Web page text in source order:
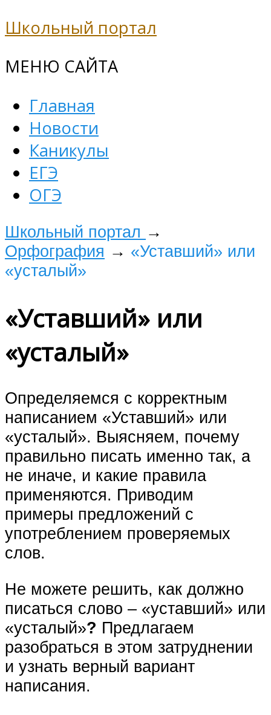
Школьный портал
МЕНЮ САЙТА
Главная
Новости
Каникулы
ЕГЭ
ОГЭ
Школьный портал →
Орфография → «Уставший» или
«усталый»
«Уставший» или
«усталый»
Определяемся с корректным
написанием «Уставший» или
«усталый». Выясняем, почему
правильно писать именно так, а
не иначе, и какие правила
применяются. Приводим
примеры предложений с
употреблением проверяемых
слов.
Не можете решить, как должно
писаться слово – «уставший» или
«усталый»? Предлагаем
разобраться в этом затруднении
и узнать верный вариант
написания.